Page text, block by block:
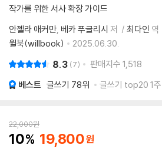
작가를 위한 서사 확장 가이드
안젤라 애커만 베카 푸글리시 저 최다인 역
윌북(willbook)
2025.06.30.
8.3 7 판매지수 1,518
베스트 글쓰기 78위 글쓰기 top20 1주
22,000원
10 19,800